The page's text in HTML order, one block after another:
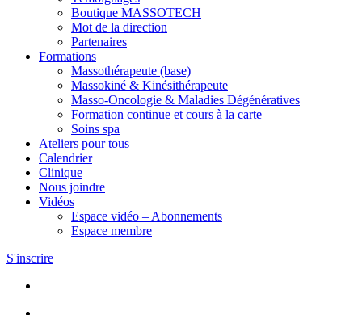
Boutique MASSOTECH
Mot de la direction
Partenaires
Formations
Massothérapeute (base)
Massokiné & Kinésithérapeute
Masso-Oncologie & Maladies Dégénératives
Formation continue et cours à la carte
Soins spa
Ateliers pour tous
Calendrier
Clinique
Nous joindre
Vidéos
Espace vidéo – Abonnements
Espace membre
S'inscrire